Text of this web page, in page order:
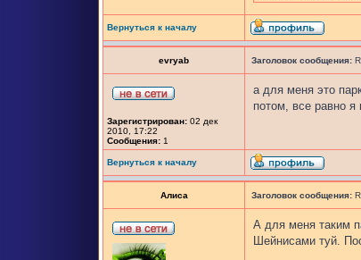
Вернуться к началу
evryab Заголовок сообщения:
Зарегистрирован: 02 дек
2010, 17:22
Сообщения: 1
а для меня это
потом, все равно
Вернуться к началу
Алиса Заголовок сообщения:
А для меня таким
Шейнисами туй.